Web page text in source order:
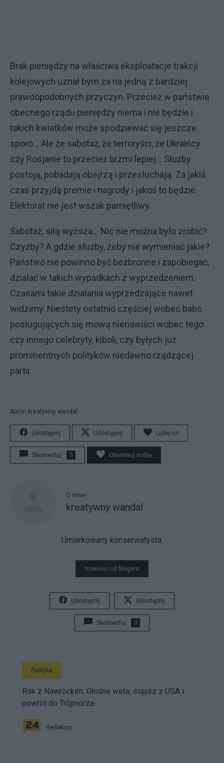
Brak pieniędzy na właściwa eksploatacje trakcji
kolejowych uznał bym za na jedną z bardziej
prawdopodobnych przyczyn. Przecież w państwie
obecnego rządu pieniędzy niema i nie będzie i
takich kwiatków może spodziewać się jeszcze
sporo... Ale że sabotaż, że terroryści, że Ukraińcy
czy Rosjanie to przecież brzmi lepiej... Służby
postoją, pobadają obejrzą i przesłuchają. Za jakiś
czas przyjdą premie i nagrody i jakoś to będzie.
Elektorat nie jest wszak pamiętliwy.
Sabotaż, siłą wyższa... Nic nie można było zrobić?
Czyżby? A gdzie służby, żeby nie wymieniać jakie?
Państwo nie powinno być bezbronne i zapobiegać,
działać w takich wypadkach z wyprzedzeniem.
Czasami takie działania wyprzedzające nawet
widzimy. Niestety ostatnio częściej wobec babć
posługujących się mową nienawiści wobec tego
czy innego celebryty, kiboli, czy byłych już
prominentnych polityków niedawno rządzącej
partii.
Autor: kreatywny wandal
Udostępnij Udostępnij Lubię to!
Skomentuj 3 Obserwuj notkę
O mnie
kreatywny wandal
Umiarkowany konserwatysta.
Nowości od blogera
Udostępnij Udostępnij
Skomentuj 3
Polityka
Rok z Nawrockim. Głośne weta, sojusz z USA i
powrót do Trójmorza
Redakcja